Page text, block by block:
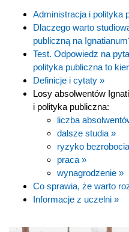
Administracja i polityka
Dlaczego warto
publiczną na
Test. Odpowiedz na
polityka publiczna to
Definicje i cytaty »
Losy absolwentów
i polityka publiczna:
liczba
dalsze studia »
ryzyko
praca »
wynagrodzenie »
Co sprawia, że warto
Informacje z uczelni »